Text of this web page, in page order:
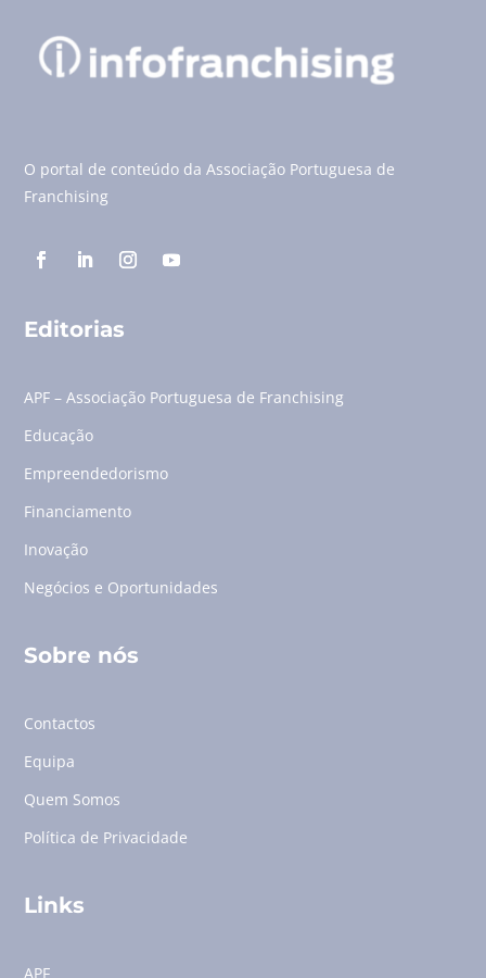
O portal de conteúdo da Associação Portuguesa de
Franchising
Editorias
APF – Associação Portuguesa de Franchising
Educação
Empreendedorismo
Financiamento
Inovação
Negócios e Oportunidades
Sobre nós
Contactos
Equipa
Quem Somos
Política de Privacidade
Links
APF